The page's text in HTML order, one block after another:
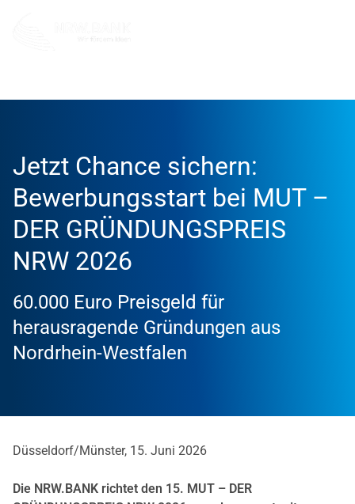
Jetzt Chance sichern:
Bewerbungsstart bei MUT –
DER GRÜNDUNGSPREIS
NRW 2026
60.000 Euro Preisgeld für
herausragende Gründungen aus
Nordrhein-Westfalen
Düsseldorf/Münster, 15. Juni 2026
Die NRW.BANK richtet den 15. MUT – DER